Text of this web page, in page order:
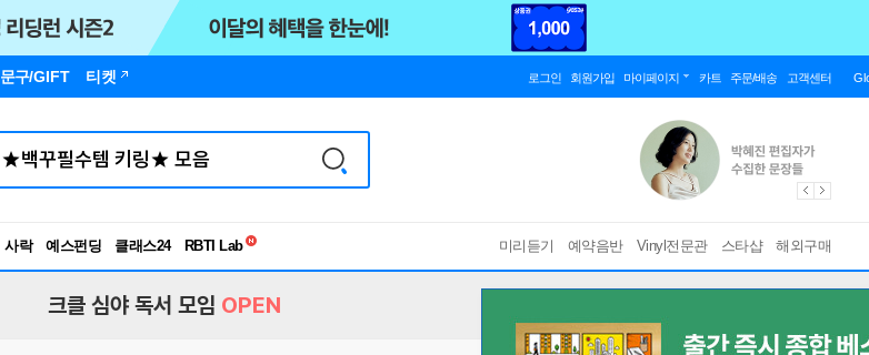
문구/GIFT 티켓 로그인 회원가입 마이페이지 카트 주문/배송 고객센터
사락 예스펀딩 클래스24
RBTI Lab
독서유형검사
미리듣기 예약음반 Vinyl전문관 스타샵 해외구매
크클 심야 독서 모임 OPEN